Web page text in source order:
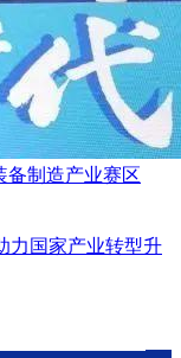
备制造产业赛区
力国家产业转型升